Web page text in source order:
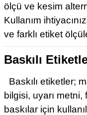
ölçü ve kesim
Kullanım
ve farklı etiket
Baskılı
Baskılı etiketler;
bilgisi, uyarı
baskılar için